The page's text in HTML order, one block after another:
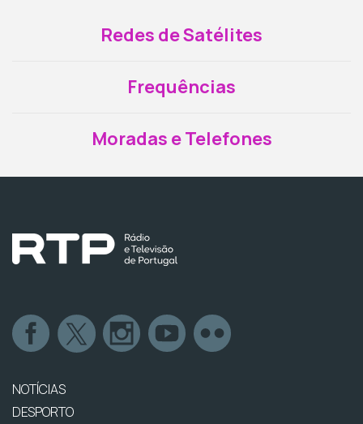
Redes de Satélites
Frequências
Moradas e Telefones
NOTÍCIAS
DESPORTO